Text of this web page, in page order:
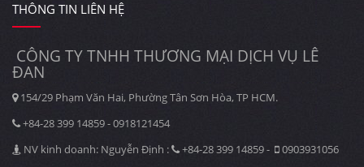
THÔNG TIN LIÊN HỆ
CÔNG TY TNHH THƯƠNG MẠI DỊCH VỤ LÊ
ĐAN
154/29 Phạm Văn Hai, Phường Tân Sơn Hòa, TP HCM.
+84-28 399 14859 - 0918121454
NV kinh doanh: Nguyễn Định :
+84-28 399 14859 -
0903931056